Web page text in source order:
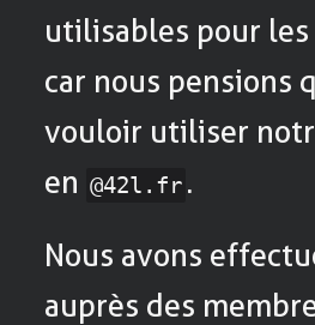
utilisables pour
car nous pensions
vouloir utiliser
en @42l.fr .
Nous avons
auprès des